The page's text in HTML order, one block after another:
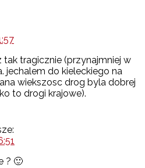
tragicznie (przynajmniej w
jechalem do kieleckiego na
wiekszosc drog byla dobrej
to drogi krajowe).
? 🙂